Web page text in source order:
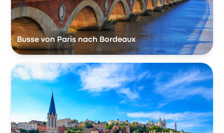
Busse von Paris nach Bordeaux